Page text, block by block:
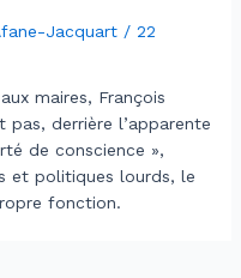
Jacquart / 22
maires, François
pas, derrière l’apparente
de conscience »,
et politiques lourds, le
fonction.